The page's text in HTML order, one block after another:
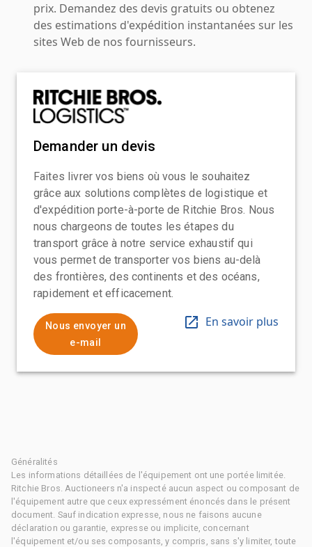
prix. Demandez des devis gratuits ou obtenez
des estimations d'expédition instantanées sur les
sites Web de nos fournisseurs.
Demander un devis
Faites livrer vos biens où vous le souhaitez
grâce aux solutions complètes de logistique et
d'expédition porte-à-porte de Ritchie Bros. Nous
nous chargeons de toutes les étapes du
transport grâce à notre service exhaustif qui
vous permet de transporter vos biens au-delà
des frontières, des continents et des océans,
rapidement et efficacement.
Nous envoyer un
e-mail
En savoir plus
Généralités
Les informations détaillées de l'équipement ont une portée limitée.
Ritchie Bros. Auctioneers n'a inspecté aucun aspect ou composant de
l'équipement autre que ceux expressément énoncés dans le présent
document. Sauf indication expresse, nous ne faisons aucune
déclaration ou garantie, expresse ou implicite, concernant
l'équipement et/ou ses composants, y compris, sans s'y limiter, toute